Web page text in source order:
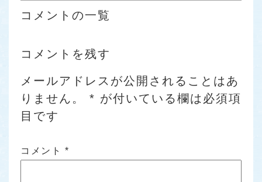
コメントの一覧
コメントを残す
メールアドレスが公開されることはあ
りません。
* が付いている欄は必須項
目です
コメント *